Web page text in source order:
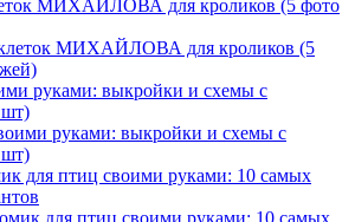
МИХАЙЛОВА для кроликов (5 фото
руками: выкройки и схемы с
шт)
для птиц своими руками: 10 самых